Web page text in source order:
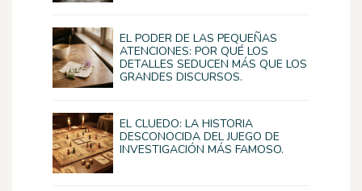
EL PODER DE LAS PEQUEÑAS
ATENCIONES: POR QUÉ LOS
DETALLES SEDUCEN MÁS QUE LOS
GRANDES DISCURSOS.
EL CLUEDO: LA HISTORIA
DESCONOCIDA DEL JUEGO DE
INVESTIGACIÓN MÁS FAMOSO.